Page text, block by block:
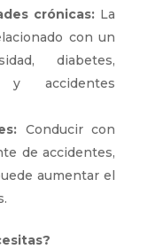
crónicas: La
con un
diabetes,
y accidentes
Conducir con
de accidentes,
aumentar el